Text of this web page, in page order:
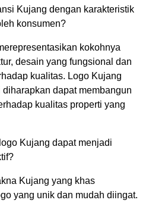
Kujang dengan karakteristik
konsumen?
kokohnya
desain yang fungsional dan
kualitas. Logo Kujang
dapat membangun
kualitas properti yang
Kujang dapat menjadi
Kujang yang khas
yang unik dan mudah diingat.